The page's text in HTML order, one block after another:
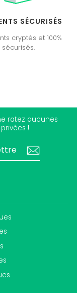
SÉCURISÉS
cryptés et 100%
sécurisés.
ratez aucunes
!